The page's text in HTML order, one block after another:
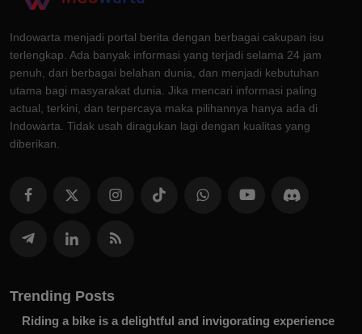
Indowarta menjadi portal berita dengan berbagai cakupan isu
terlengkap. Ada banyak informasi yang terjadi selama 24 jam
penuh, dari berbagai belahan dunia, dan menjadi kebutuhan
utama bagi masyarakat dunia. Jika mencari informasi paling
actual, terkini, dan terpercaya maka pilihannya hanya ada di
Indowarta. Tidak usah diragukan lagi dengan kualitas yang
diberikan.
Trending Posts
Riding a bike is a delightful and invigorating experience